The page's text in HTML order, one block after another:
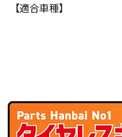
【適合車種】